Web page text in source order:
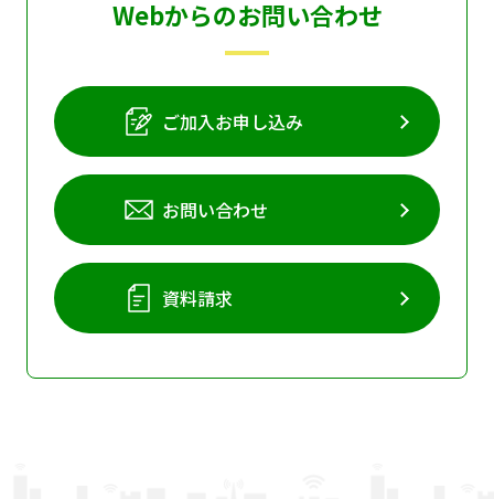
Webからのお問い合わせ
ご加入お申し込み
お問い合わせ
資料請求